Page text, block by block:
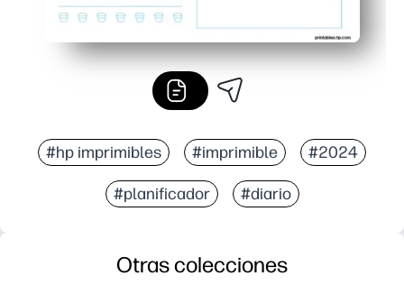
#hp imprimibles #imprimible #2024
#planificador #diario
Otras colecciones